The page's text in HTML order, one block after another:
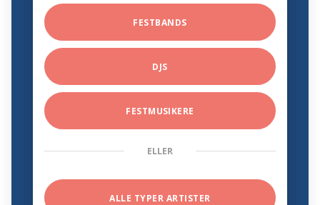
FESTBANDS
DJS
FESTMUSIKERE
ELLER
ALLE TYPER ARTISTER